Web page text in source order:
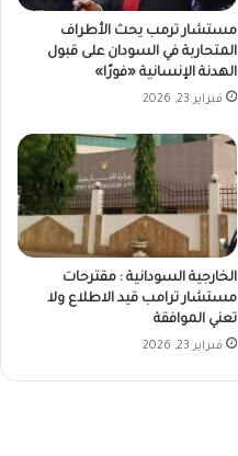
مستشار ترمب يحث الأطراف
المتحاربة في السودان على قبول
الهدنة الإنسانية «فورًا»
فبراير 23, 2026
الخارجية السودانية : مقترحات
مستشار ترامب قيد الاطلاع ولا
تعني الموافقة
فبراير 23, 2026